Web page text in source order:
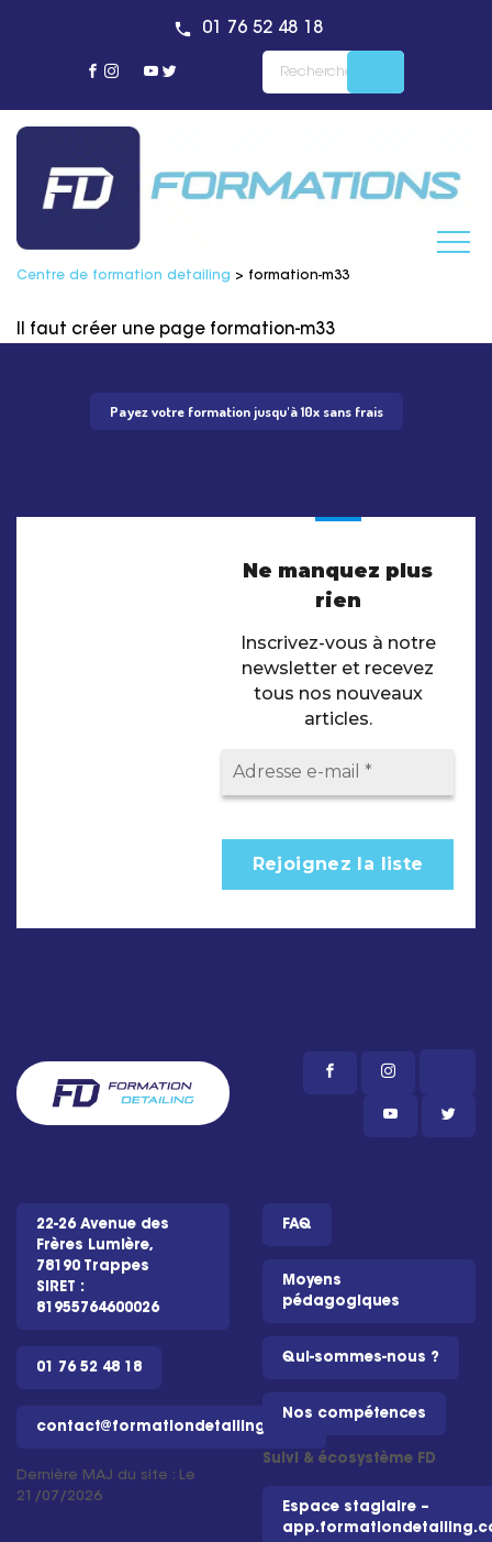
01 76 52 48 18
Centre de formation detailing > formation-m33
Il faut créer une page formation-m33
Payez votre formation jusqu'à 10x sans frais
Ne manquez plus
rien
Inscrivez-vous à notre
newsletter et recevez
tous nos nouveaux
articles.
22-26 Avenue des
Frères Lumière,
78190 Trappes
SIRET :
81955764600026
01 76 52 48 18
contact@formationdetailing.com
Dernière MAJ du site : Le
21/07/2026
FAQ
Moyens
pédagogiques
Qui-sommes-nous ?
Nos compétences
Suivi & écosystème FD
Espace stagiaire –